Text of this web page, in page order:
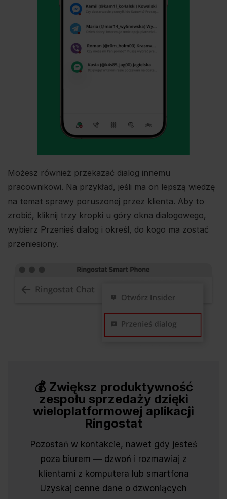
Możesz również przekazać dialog innemu
pracownikowi. Na przykład, jeśli ma on lepszą wiedzę
na temat sprawy poruszonej przez klienta. Aby to
zrobić, kliknij trzy kropki u góry okna dialogowego,
wybierz Przenieś dialog i określ, do kogo ma zostać
przeniesiony.
💰 Zwiększ produktywność
zespołu sprzedaży dzięki
wieloplatformowej aplikacji
Ringostat
Pozostań w kontakcie, nawet gdy jesteś
poza biurem ― dzwoń i rozmawiaj z
klientami z komputera lub smartfona
Uzyskaj cenne dane o dzwoniących